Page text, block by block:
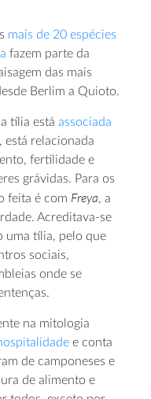
mais de 20 espécies
fazem parte da
das mais
Berlim a Quioto.
tília está associada
está relacionada
fertilidade e
grávidas. Para os
feita é com Freya, a
Acreditava-se
uma tília, pelo que
sociais,
onde se
na mitologia
e conta
de camponeses e
de alimento e